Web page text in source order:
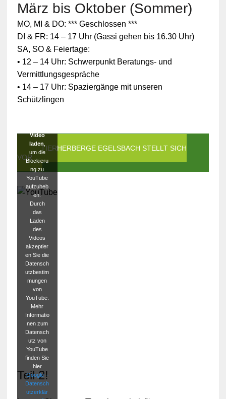
März bis Oktober (Sommer)
MO, MI & DO: *** Geschlossen ***
DI & FR: 14 – 17 Uhr (Gassi gehen bis 16.30 Uhr)
SA, SO & Feiertage:
• 12 – 14 Uhr: Schwerpunkt Beratungs- und
Vermittlungsgespräche
• 14 – 17 Uhr: Spaziergänge mit unseren
Schützlingen
DIE TIERHERBERGE EGELSBACH STELLT SICH
VOR
Zum
Schutz
Ihrer
persönlic
hen
Daten ist
die
Verbindun
g zu
blockiert
Video
laden
um die
Blockieru
ng zu
YouTube
aufzuheb
en.
Durch
das
Laden
des
Videos
akzeptier
en Sie die
Datensch
utzbestim
mungen
von
YouTube.
Mehr
Informatio
nen zum
Datensch
utz von
YouTube
finden Sie
hier
Google –
Datensch
utzerklär
Teil 2!